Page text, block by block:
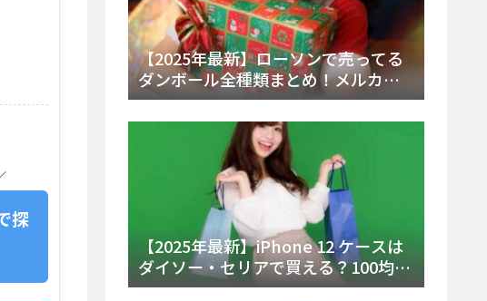
探
【2025年最新】ローソンで売ってる
ダンボール全種類まとめ！メルカリ
便・ゆうパック対応サイズと価格を
徹底解説
【2025年最新】iPhone 12 ケースは
ダイソー・セリアで買える？100均の
在庫状況と失敗しない選び方を徹底